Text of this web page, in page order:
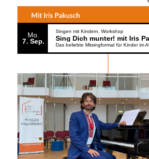
Mo.
7 Sep.
Singen mit Kindern Workshop
Sing Dich munter! mit Iris